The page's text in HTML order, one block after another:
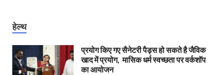
हेल्थ
प्रयोग किए गए सैनेटरी पैड्स हो सकते है जैविक
खाद में प्रयोग, मासिक धर्म स्वच्छता पर वर्कशॉप
का आयोजन